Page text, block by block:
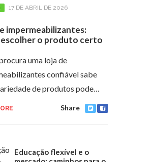
17 DE ABRIL DE 2026
impermeabilizantes:
o produto certo
uma loja de
confiável sabe
de produtos pode…
Share
Educação flexível e o